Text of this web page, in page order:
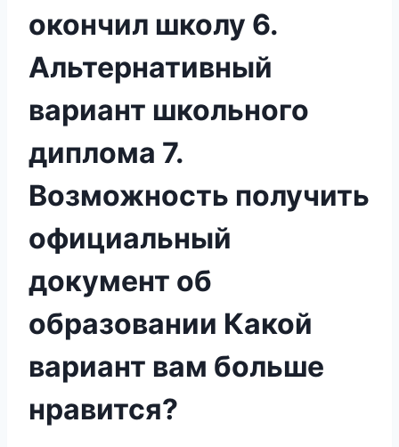
окончил школу 6.
Альтернативный
вариант школьного
диплома 7.
Возможность получить
официальный
документ об
образовании Какой
вариант вам больше
нравится?